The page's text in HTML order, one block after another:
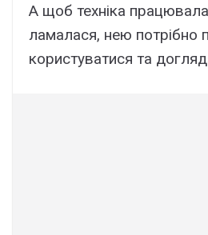
А щоб техніка
ламалася, нею потрібно
користуватися та